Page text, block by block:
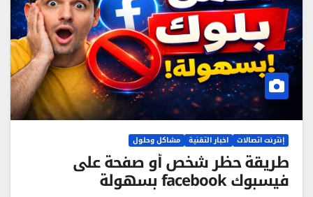
إنترنت اتصالات اخبار التقنية مشاكل وحلول
طريقة حظر شخص أو صفحة على
فيسبوك facebook بسهولة